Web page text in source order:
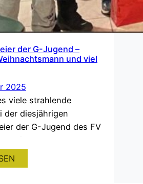
der G-Jugend –
und viel
2025
viele strahlende
der diesjährigen
der G-Jugend des FV
Fackellauf von
Thoma-Schule zum